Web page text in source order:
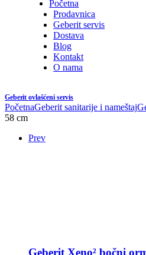
Početna
Prodavnica
Geberit servis
Dostava
Blog
Kontakt
O nama
Geberit ovlašćeni servis
PočetnaGeberit sanitarije i nameštaj
58 cm
Prev
Geberit Xeno² bočni